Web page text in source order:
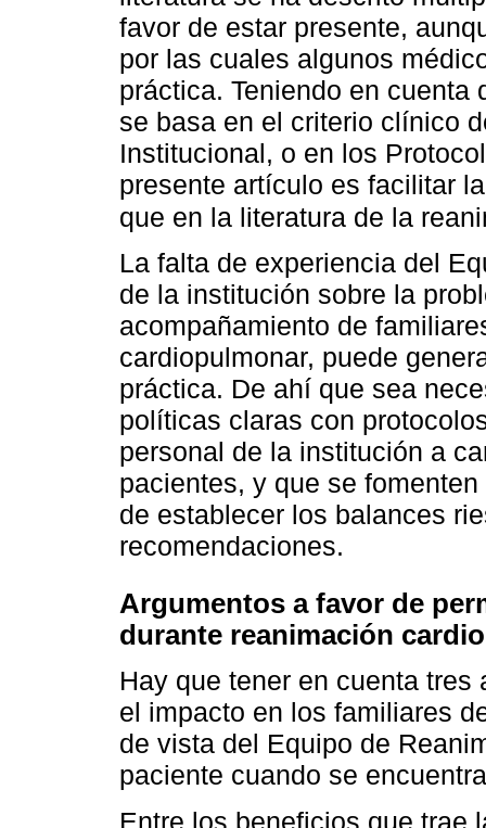
favor de estar presente,
por las cuales algunos
práctica. Teniendo en
se basa en el criterio clínico
Institucional, o en los
presente artículo es facilitar
que en la literatura de la
La falta de experiencia del
de la institución sobre la
acompañamiento de
cardiopulmonar, puede
práctica. De ahí que sea
políticas claras con
personal de la institución a
pacientes, y que se
de establecer los balances
recomendaciones.
Argumentos a favor de
durante reanimación
Hay que tener en cuenta
el impacto en los familiares
de vista del Equipo de
paciente cuando se
Entre los beneficios que trae